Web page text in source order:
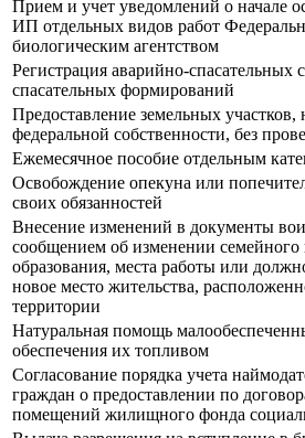
Прием и учет уведомлений о начале
ИП отдельных видов работ
биологическим агентством
Регистрация аварийно-спасательных
спасательных формирований
Предоставление земельных участков,
федеральной собственности, без
Ежемесячное пособие отдельным
Освобождение опекуна или
своих обязанностей
Внесение изменений в документы
сообщением об изменении семейного
образования, места работы или
новое место жительства,
территории
Натуральная помощь
обеспечения их топливом
Согласование порядка учета
граждан о предоставлении по
помещений жилищного фонда